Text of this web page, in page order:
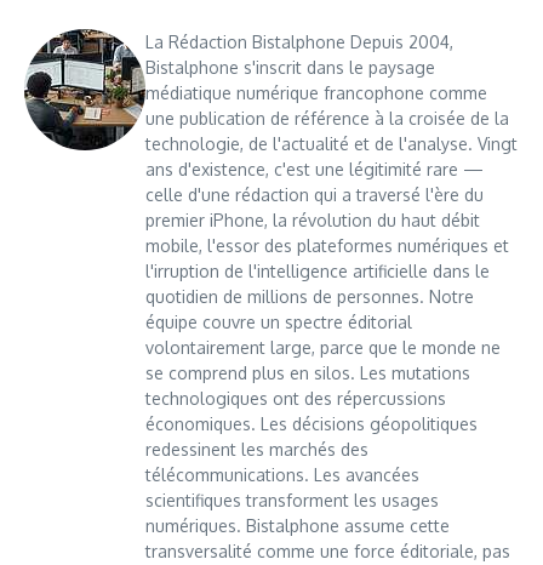
La Rédaction Bistalphone Depuis 2004,
Bistalphone s'inscrit dans le paysage
médiatique numérique francophone comme
une publication de référence à la croisée de la
technologie, de l'actualité et de l'analyse. Vingt
ans d'existence, c'est une légitimité rare —
celle d'une rédaction qui a traversé l'ère du
premier iPhone, la révolution du haut débit
mobile, l'essor des plateformes numériques et
l'irruption de l'intelligence artificielle dans le
quotidien de millions de personnes. Notre
équipe couvre un spectre éditorial
volontairement large, parce que le monde ne
se comprend plus en silos. Les mutations
technologiques ont des répercussions
économiques. Les décisions géopolitiques
redessinent les marchés des
télécommunications. Les avancées
scientifiques transforment les usages
numériques. Bistalphone assume cette
transversalité comme une force éditoriale, pas